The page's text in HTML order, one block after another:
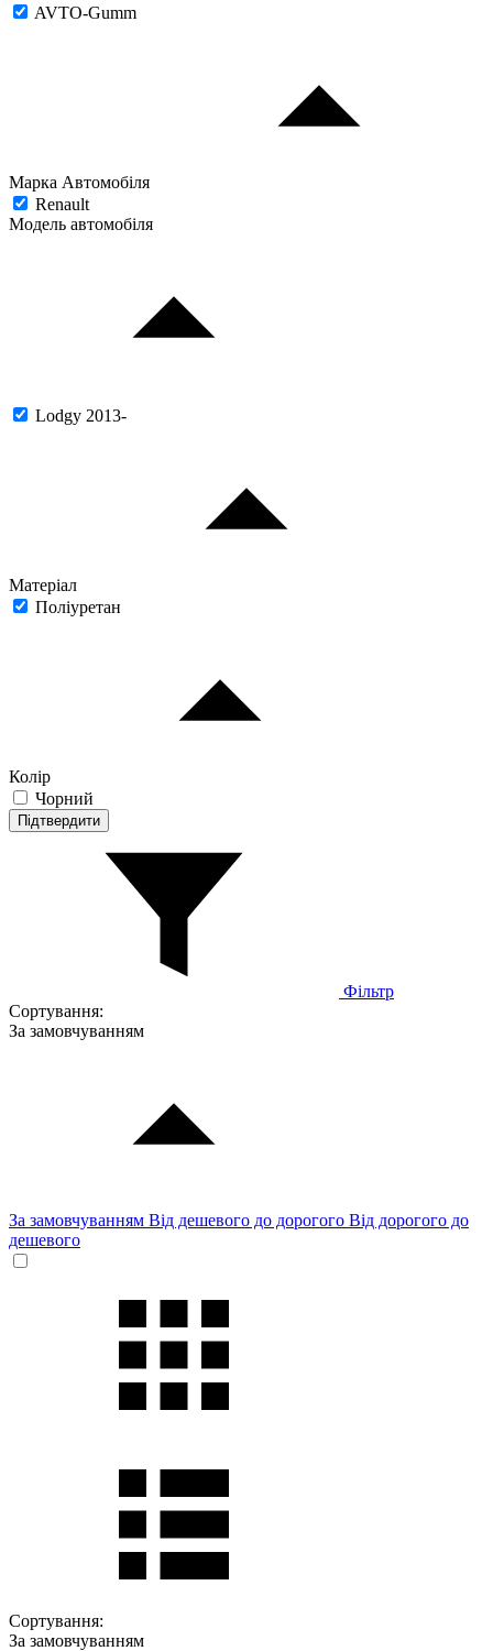
AVTO-Gumm
Марка Автомобіля
Renault
Модель автомобіля
Lodgy 2013-
Матеріал
Поліуретан
Колір
Чорний
Підтвердити
Фільтр
Сортування:
За замовчуванням
За замовчуванням Від дешевого до дорогого Від дорогого до
дешевого
Сортування:
За замовчуванням